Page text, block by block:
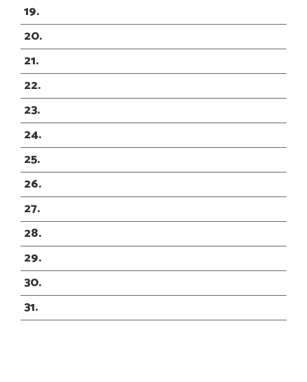
19
20
21
22
23
24
25
26
27
28
29
30
31